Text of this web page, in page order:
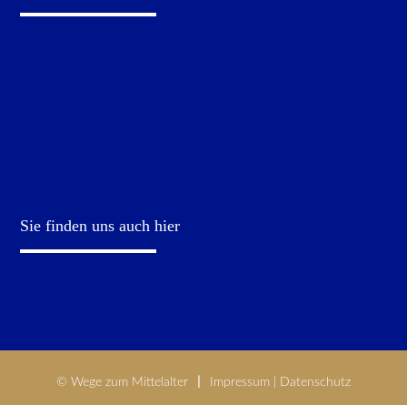
Sie finden uns auch hier
© Wege zum Mittelalter Impressum Datenschutz